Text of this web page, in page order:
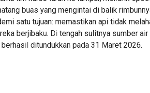
buas yang mengintai di balik
satu tujuan: memastikan api tidak
berjibaku. Di tengah sulitnya sumber
ditundukkan pada 31 Maret 2026.